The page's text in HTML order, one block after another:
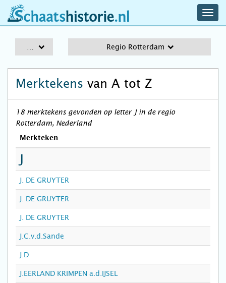
schaatshistorie.nl
Regio Rotterdam
Merktekens van A tot Z
18 merktekens gevonden op letter J in de regio
Rotterdam, Nederland
Merkteken
J
J. DE GRUYTER
J. DE GRUYTER
J. DE GRUYTER
J.C.v.d.Sande
J.D
J.EERLAND KRIMPEN a.d.IJSEL